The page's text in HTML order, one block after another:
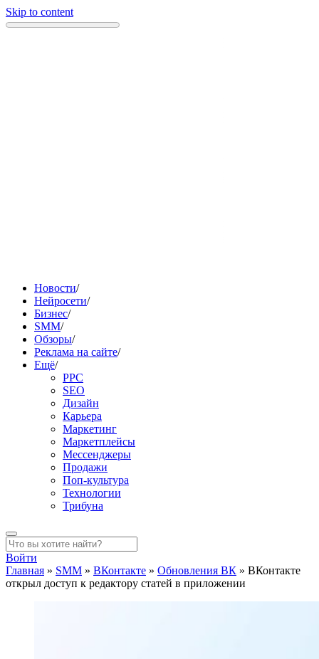
Skip to content
Новости/
Нейросети/
Бизнес/
SMM/
Обзоры/
Реклама на сайте/
Ещё/
PPC
SEO
Дизайн
Карьера
Маркетинг
Маркетплейсы
Мессенджеры
Продажи
Поп-культура
Технологии
Трибуна
Войти
Главная » SMM » ВКонтакте » Обновления ВК » ВКонтакте
открыл доступ к редактору статей в приложении